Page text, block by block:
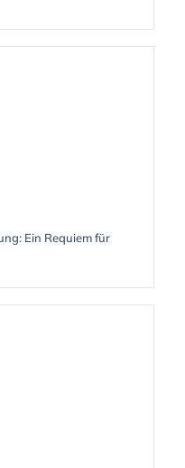
Ein Requiem für